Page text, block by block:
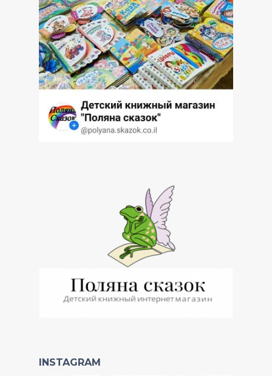
INSTAGRAM